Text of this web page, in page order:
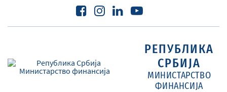
РЕПУБЛИКА
СРБИЈА
МИНИСТАРСТВО
ФИНАНСИЈА